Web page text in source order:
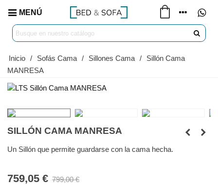
MENÚ
Inicio / Sofás Cama / Sillones Cama /
Sillón Cama
MANRESA
SILLÓN CAMA MANRESA
Un Sillón que permite guardarse con la cama hecha.
759,05 € 799,00 €